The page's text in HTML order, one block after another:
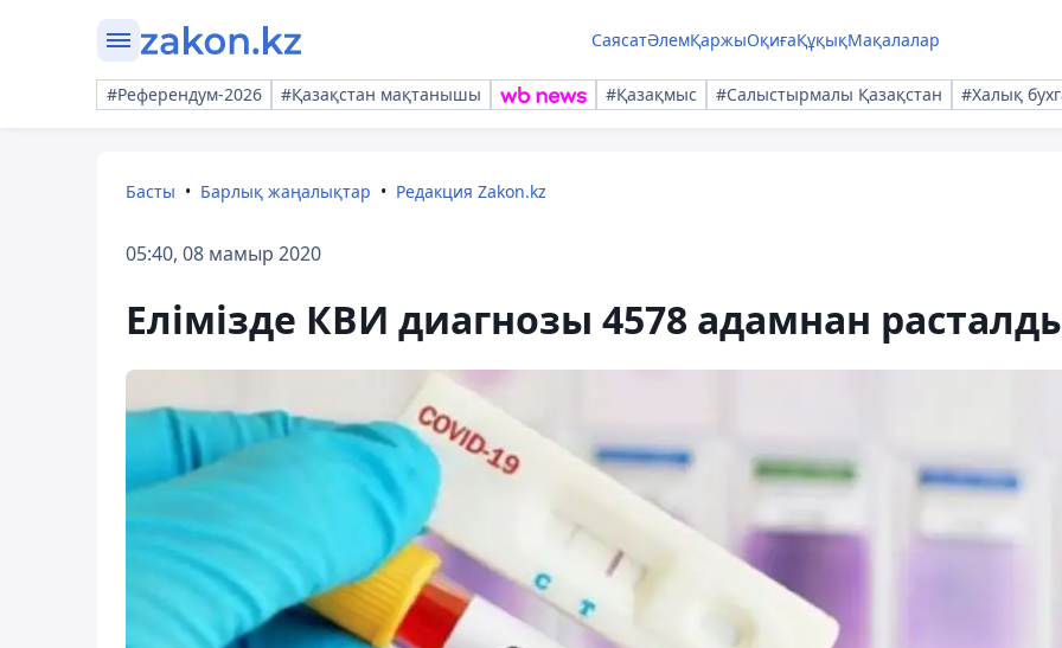
СаясатӘлемҚаржыОқиғаҚұқықМақалалар
#Референдум-2026 #Қазақстан мақтанышы #Қазақмыс #Салыстырмалы Қазақстан #Халық
Басты Барлық жаңалықтар Редакция Zakon.kz
05:40, 08 мамыр 2020
Елімізде КВИ диагнозы 4578 адамнан